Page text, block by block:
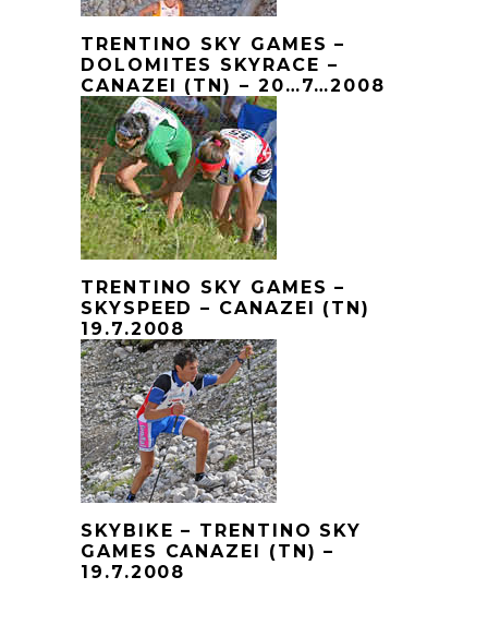
TRENTINO SKY GAMES –
DOLOMITES SKYRACE –
CANAZEI (TN) – 20…7…2008
TRENTINO SKY GAMES –
SKYSPEED – CANAZEI (TN)
19.7.2008
SKYBIKE – TRENTINO SKY
GAMES CANAZEI (TN) –
19.7.2008